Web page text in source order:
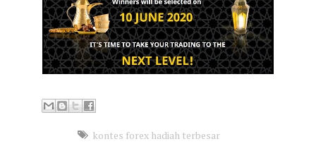
kontes forex hadiah terbesar